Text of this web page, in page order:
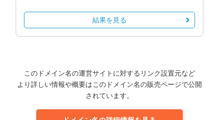
結果を見る
このドメイン名の運営サイトに対するリンク設置元など
より詳しい情報や概要はこのドメイン名の販売ページで公開
されています。